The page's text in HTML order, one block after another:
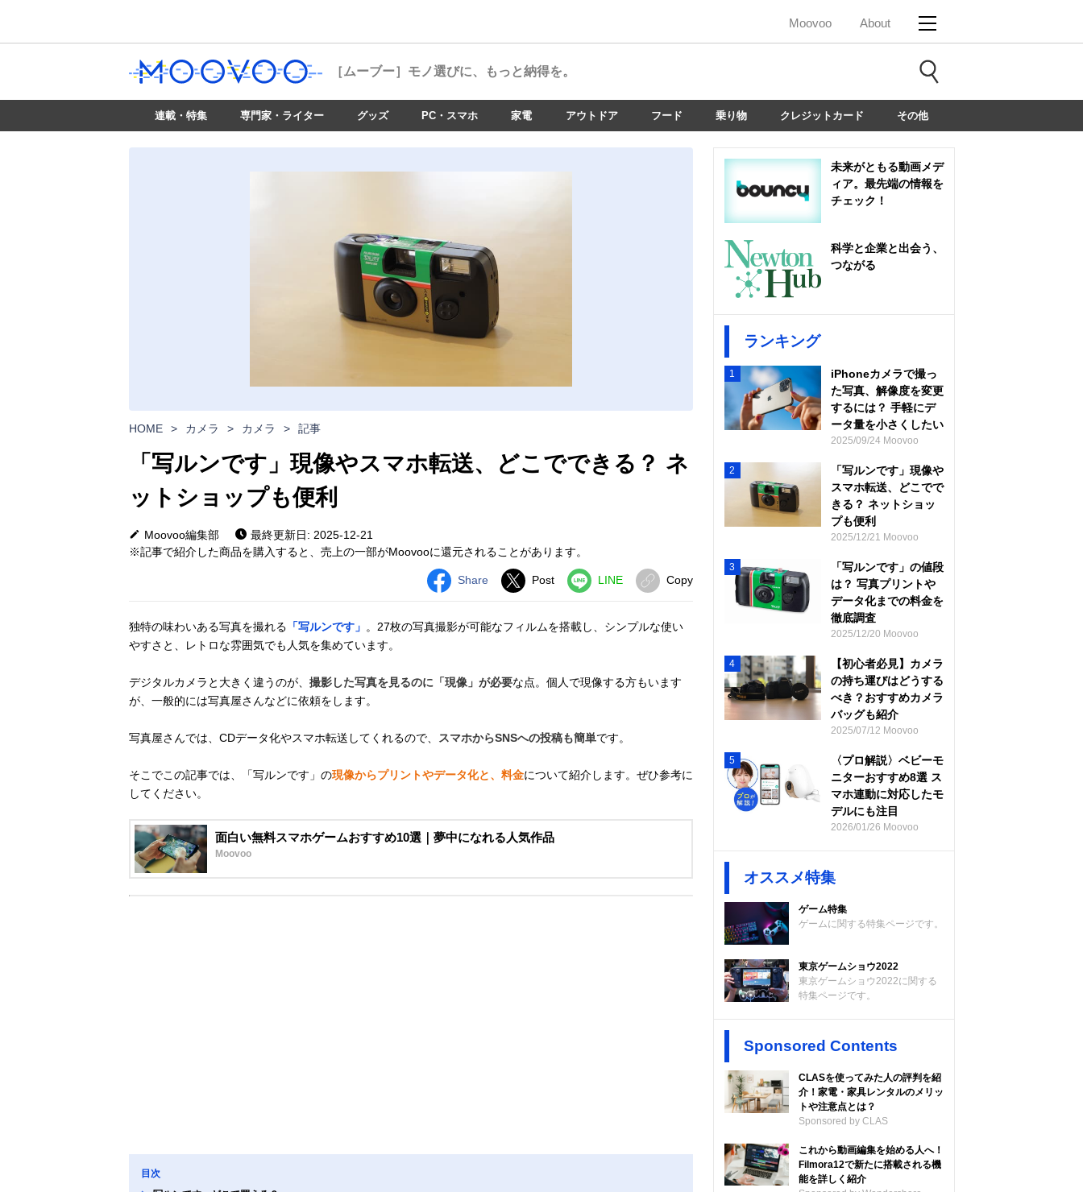
Moovoo About
［ムーブー］ モノ選びに、もっと納得を。
連載・特集 専門家・ライター グッズ PC・スマホ 家電 アウトドア フード 乗り物 クレジットカード その他
HOME > カメラ > カメラ > 記事
「写ルンです」現像やスマホ転送、どこでできる？ ネ
ットショップも便利
Moovoo編集部
最終更新日: 2025-12-21
※記事で紹介した商品を購入すると、売上の一部がMoovooに還元されることがあります。
Share Post LINE Copy
独特の味わいある写真を撮れる 「写ルンです」 。27枚の写真撮影が可能なフィルムを搭載し、シンプルな使い
やすさと、レトロな雰囲気でも人気を集めています。
デジタルカメラと大きく違うのが、 撮影した写真を見るのに「現像」が必要な点。個人で現像する方もいます
が、一般的には写真屋さんなどに依頼をします。
写真屋さんでは、CDデータ化やスマホ転送してくれるので、 スマホからSNSへの投稿も簡単です。
そこでこの記事では、「写ルンです」の現像からプリントやデータ化と、料金について紹介します。ぜひ参考に
してください。
面白い無料スマホゲームおすすめ10選｜夢中になれる人気作品
Moovoo
目次
未来がともる動画メデ
ィア。最先端の情報を
チェック！
科学と企業と出会う、
つながる
ランキング
1
iPhoneカメラで撮っ
た写真、解像度を変更
するには？ 手軽にデ
ータ量を小さくしたい
2025/09/24 Moovoo
2
「写ルンです」現像や
スマホ転送、どこでで
きる？ ネットショッ
プも便利
2025/12/21 Moovoo
3
「写ルンです」の値段
は？ 写真プリントや
データ化までの料金を
徹底調査
2025/12/20 Moovoo
4
【初心者必見】カメラ
の持ち運びはどうする
べき？おすすめカメラ
バッグも紹介
2025/07/12 Moovoo
5
〈プロ解説〉ベビーモ
ニターおすすめ8選 ス
マホ連動に対応したモ
デルにも注目
2026/01/26 Moovoo
オススメ特集
ゲーム特集
ゲームに関する特集ページです。
東京ゲームショウ2022
東京ゲームショウ2022に関する
特集ページです。
Sponsored Contents
CLASを使ってみた人の評判を紹
介！家電・家具レンタルのメリッ
トや注意点とは？
Sponsored by CLAS
これから動画編集を始める人へ！
Filmora12で新たに搭載される機
能を詳しく紹介